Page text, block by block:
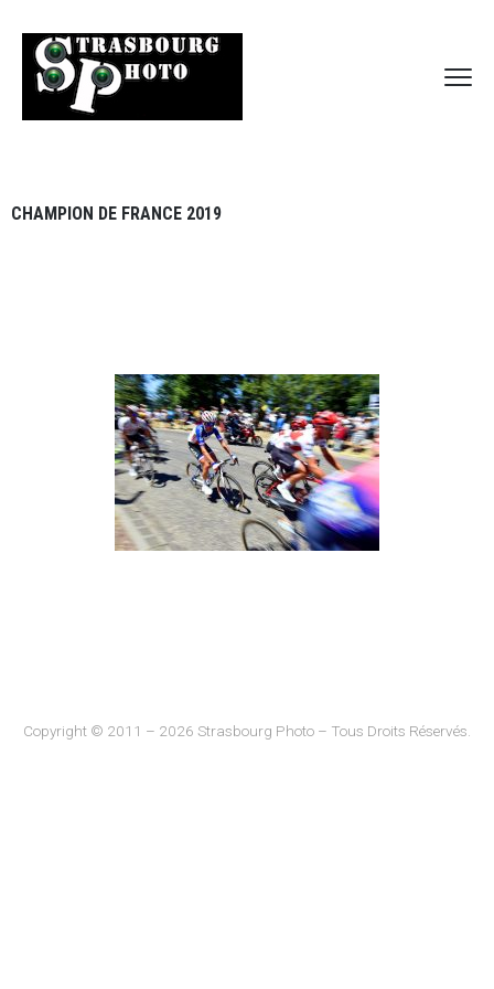
CHAMPION DE FRANCE 2019
Copyright © 2011 – 2026 Strasbourg Photo – Tous Droits Réservés.